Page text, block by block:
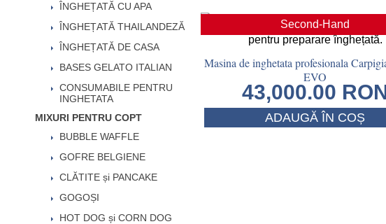
Second-Hand
Masina de inghetata profesionala
EVO
43,000.00
ADAUGĂ ÎN COȘ
ÎNGHEȚATĂ CU APA
ÎNGHEȚATĂ THAILANDEZĂ
ÎNGHEȚATĂ DE CASA
BASES GELATO ITALIAN
CONSUMABILE PENTRU
INGHETATA
MIXURI PENTRU COPT
BUBBLE WAFFLE
GOFRE BELGIENE
CLĂTITE și PANCAKE
GOGOȘI
HOT DOG și CORN DOG